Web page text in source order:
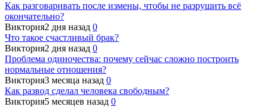
Как разговаривать после измены, чтобы не разрушить всё
окончательно?
Виктория2 дня назад 0
Что такое счастливый брак?
Виктория2 дня назад 0
Проблема одиночества: почему сейчас сложно построить
нормальные отношения?
Виктория3 месяца назад 0
Как развод сделал человека свободным?
Виктория5 месяцев назад 0